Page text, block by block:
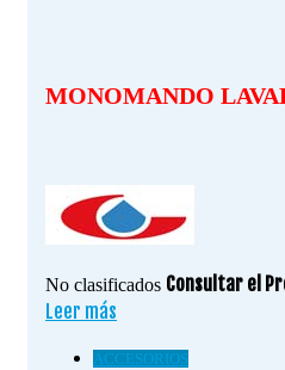
MONOMANDO
No clasificados Consultar el
Leer más
ACCESORIOS